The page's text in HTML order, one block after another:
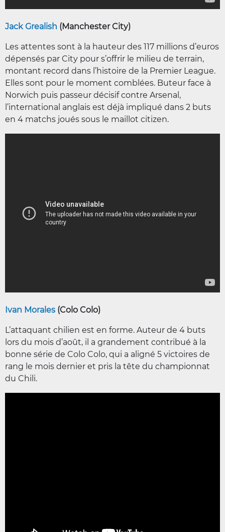
Jack Grealish (Manchester City)
Les attentes sont à la hauteur des 117 millions d’euros
dépensés par City pour s’offrir le milieu de terrain,
montant record dans l’histoire de la Premier League.
Elles sont pour le moment comblées. Buteur face à
Norwich puis passeur décisif contre Arsenal,
l’international anglais est déjà impliqué dans 2 buts
en 4 matchs joués sous le maillot citizen.
Ivan Morales (Colo Colo)
L’attaquant chilien est en forme. Auteur de 4 buts
lors du mois d’août, il a grandement contribué à la
bonne série de Colo Colo, qui a aligné 5 victoires de
rang le mois dernier et pris la tête du championnat
du Chili.